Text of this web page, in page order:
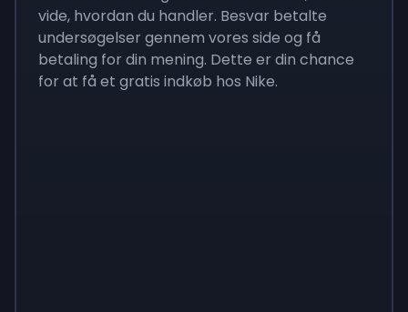
vide, hvordan du handler. Besvar betalte
undersøgelser gennem vores side og få
betaling for din mening. Dette er din chance
for at få et gratis indkøb hos Nike.